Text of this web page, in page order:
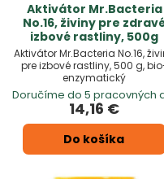
Aktivátor Mr.Bacteria
No.16, živiny pre
izbové rastliny, 500g
Aktivátor Mr.Bacteria No.16,
pre izbové rastliny, 500 g,
enzymatický
Doručíme do 5 pracovných
14,16 €
Do košíka